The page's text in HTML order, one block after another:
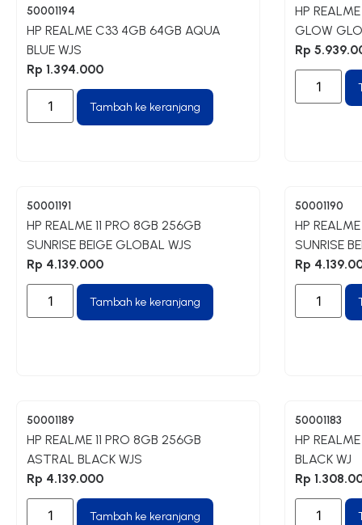
50001194
HP REALME C33 4GB 64GB AQUA
BLUE WJS
Rp 1.394.000
Tambah ke keranjang
HP
GLOW
Rp
50001191
HP REALME 11 PRO 8GB 256GB
SUNRISE BEIGE GLOBAL WJS
Rp 4.139.000
Tambah ke keranjang
50001190
HP
SUNRISE
Rp
50001189
HP REALME 11 PRO 8GB 256GB
ASTRAL BLACK WJS
Rp 4.139.000
Tambah ke keranjang
50001183
HP
BLACK WJ
Rp